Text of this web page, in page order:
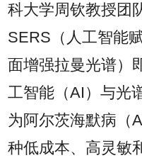
科大学周钦教授团
SERS（人工智能
面增强拉曼光谱）
工智能（AI）与光
为阿尔茨海默病（
种低成本、高灵敏